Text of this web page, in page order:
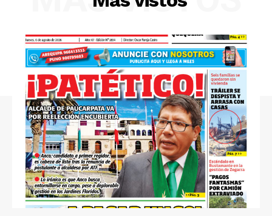
SUSCRIBETE